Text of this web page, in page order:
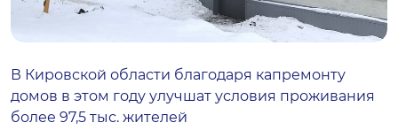
В Кировской области благодаря капремонту
домов в этом году улучшат условия проживания
более 97,5 тыс. жителей